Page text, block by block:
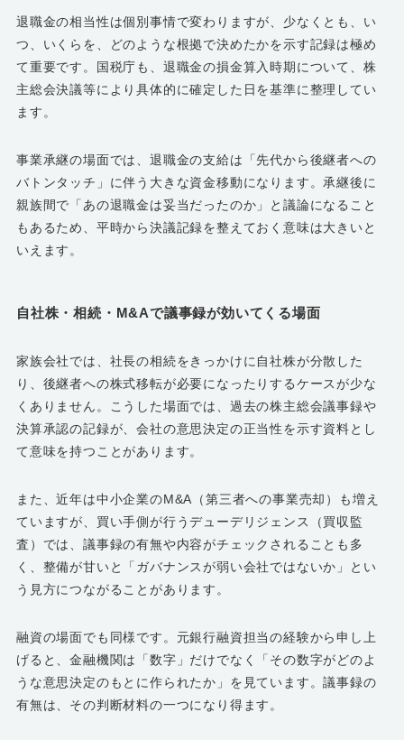
退職金の相当性は個別事情で変わりますが、少なくとも、い
つ、いくらを、どのような根拠で決めたかを示す記録は極め
て重要です。国税庁も、退職金の損金算入時期について、株
主総会決議等により具体的に確定した日を基準に整理してい
ます。
事業承継の場面では、退職金の支給は「先代から後継者への
バトンタッチ」に伴う大きな資金移動になります。承継後に
親族間で「あの退職金は妥当だったのか」と議論になること
もあるため、平時から決議記録を整えておく意味は大きいと
いえます。
自社株・相続・M&Aで議事録が効いてくる場面
家族会社では、社長の相続をきっかけに自社株が分散した
り、後継者への株式移転が必要になったりするケースが少な
くありません。こうした場面では、過去の株主総会議事録や
決算承認の記録が、会社の意思決定の正当性を示す資料とし
て意味を持つことがあります。
また、近年は中小企業のM&A（第三者への事業売却）も増え
ていますが、買い手側が行うデューデリジェンス（買収監
査）では、議事録の有無や内容がチェックされることも多
く、整備が甘いと「ガバナンスが弱い会社ではないか」とい
う見方につながることがあります。
融資の場面でも同様です。元銀行融資担当の経験から申し上
げると、金融機関は「数字」だけでなく「その数字がどのよ
うな意思決定のもとに作られたか」を見ています。議事録の
有無は、その判断材料の一つになり得ます。